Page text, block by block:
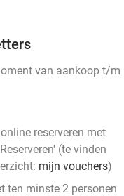
van aankoop t/m
reserveren met
(te vinden
mijn vouchers)
ten minste 2 personen